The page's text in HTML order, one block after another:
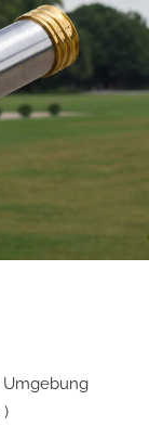
Umgebung
)